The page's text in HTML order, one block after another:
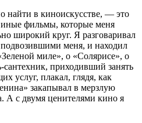
найти в киноискусстве, — это
фильмы, которые меня
широкий круг. Я разговаривал
подвозившими меня, и находил
миле», о «Солярисе», о
сантехник, приходивший занять
услуг, плакал, глядя, как
закапывал в мерзлую
А с двумя ценителями кино я